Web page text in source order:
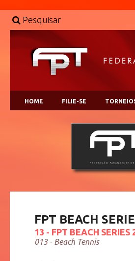
Pesquisar
HOME FILIE-SE
FPT BEACH
13 - FPT BEACH
013 - Beach Tennis